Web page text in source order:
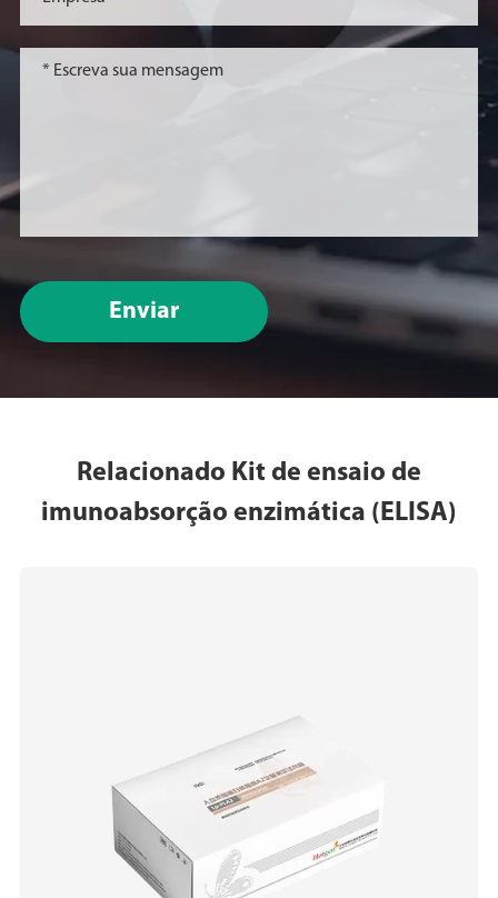
Enviar
Relacionado Kit de ensaio de
imunoabsorção enzimática (ELISA)